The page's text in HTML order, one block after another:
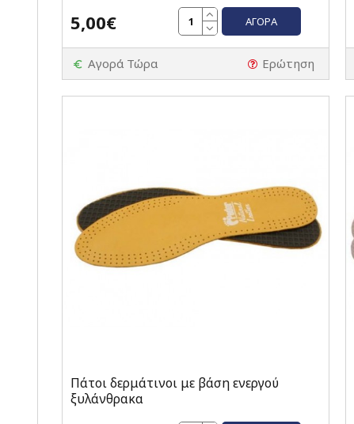
5,00€ ΑΓΟΡΆ
Αγορά Τώρα Ερώτηση
Πάτοι δερμάτινοι με βάση ενεργού
ξυλάνθρακα